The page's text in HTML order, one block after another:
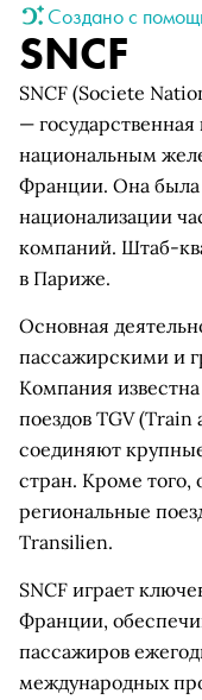
Создано с
SNCF
SNCF (Societe
—
национальным
Франции. Она была
национализации
компаний. Штаб-
в Париже.
Основная
пассажирскими и
Компания
поездов TGV (Train
соединяют
стран. Кроме того,
региональные
Transilien.
SNCF играет
Франции,
пассажиров
международных